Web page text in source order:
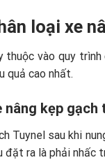
loại xe
thuộc vào quy
quả cao nhất.
nâng kẹp gạch
Tuynel sau khi
đặt ra là phải nhấc